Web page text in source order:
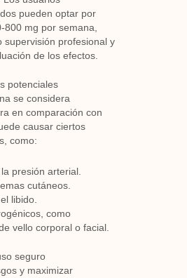
pueden optar por
800 mg por semana,
supervisión profesional y
de los efectos.
potenciales
se considera
en comparación con
causar ciertos
como:
presión arterial.
cutáneos.
libido.
como
vello corporal o facial.
seguro
y maximizar